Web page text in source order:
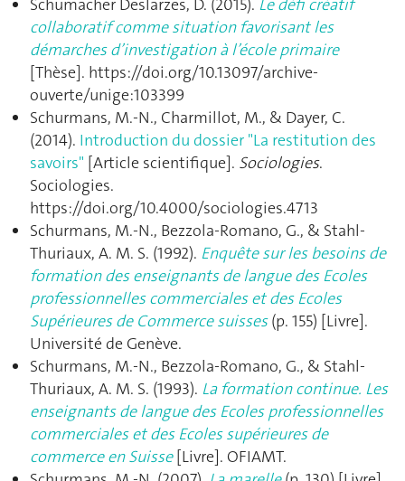
Schumacher Deslarzes, D. (2015). Le défi créatif
collaboratif comme situation favorisant les
démarches d’investigation à l’école primaire
[Thèse]. https://doi.org/10.13097/archive-
ouverte/unige:103399
Schurmans, M.-N., Charmillot, M., & Dayer, C.
(2014). Introduction du dossier "La restitution des
savoirs" [Article scientifique]. Sociologies.
Sociologies.
https://doi.org/10.4000/sociologies.4713
Schurmans, M.-N., Bezzola-Romano, G., & Stahl-
Thuriaux, A. M. S. (1992). Enquête sur les besoins de
formation des enseignants de langue des Ecoles
professionnelles commerciales et des Ecoles
Supérieures de Commerce suisses(p. 155) [Livre].
Université de Genève.
Schurmans, M.-N., Bezzola-Romano, G., & Stahl-
Thuriaux, A. M. S. (1993). La formation continue. Les
enseignants de langue des Ecoles professionnelles
commerciales et des Ecoles supérieures de
commerce en Suisse[Livre]. OFIAMT.